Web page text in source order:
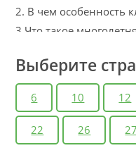
2. В чем особенность
3.Что такое
Как вы думаете
Каково влияние
хозяйственную
Восточной Сибири?
Выберите
6 10 12
22 26 27